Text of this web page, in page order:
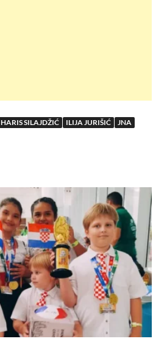
HARIS SILAJDŽIĆ ILIJA JURIŠIĆ JNA